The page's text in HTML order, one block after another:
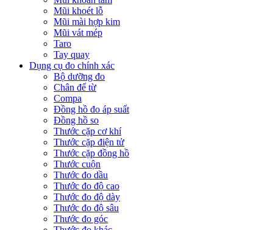
Mũi khoét lỗ
Mũi mài hợp kim
Mũi vát mép
Taro
Tay quay
Dụng cụ đo chính xác
Bộ dưỡng đo
Chân đế từ
Compa
Đồng hồ đo áp suất
Đồng hồ so
Thước cặp cơ khí
Thước cặp điện tử
Thước cặp đồng hồ
Thước cuộn
Thước đo dầu
Thước đo độ cao
Thước đo độ dày
Thước đo độ sâu
Thước đo góc